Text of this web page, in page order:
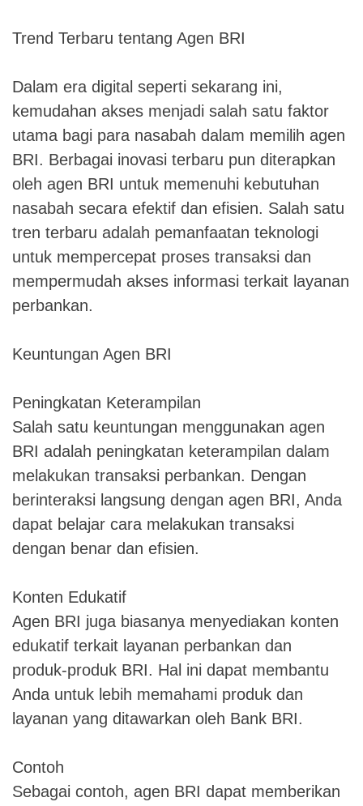
Trend Terbaru tentang Agen BRI
Dalam era digital seperti sekarang ini,
kemudahan akses menjadi salah satu faktor
utama bagi para nasabah dalam memilih agen
BRI. Berbagai inovasi terbaru pun diterapkan
oleh agen BRI untuk memenuhi kebutuhan
nasabah secara efektif dan efisien. Salah satu
tren terbaru adalah pemanfaatan teknologi
untuk mempercepat proses transaksi dan
mempermudah akses informasi terkait layanan
perbankan.
Keuntungan Agen BRI
Peningkatan Keterampilan
Salah satu keuntungan menggunakan agen
BRI adalah peningkatan keterampilan dalam
melakukan transaksi perbankan. Dengan
berinteraksi langsung dengan agen BRI, Anda
dapat belajar cara melakukan transaksi
dengan benar dan efisien.
Konten Edukatif
Agen BRI juga biasanya menyediakan konten
edukatif terkait layanan perbankan dan
produk-produk BRI. Hal ini dapat membantu
Anda untuk lebih memahami produk dan
layanan yang ditawarkan oleh Bank BRI.
Contoh
Sebagai contoh, agen BRI dapat memberikan